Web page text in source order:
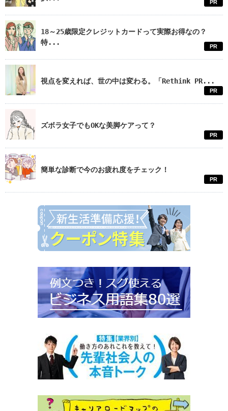
PR
18～25歳限定クレジットカードって実際お得なの？
特...
PR
視点を変えれば、世の中は変わる。「Rethink PR...
PR
ズボラ女子でもOKな美脚ケアって？
PR
簡単な診断で今のお疲れ度をチェック！
PR